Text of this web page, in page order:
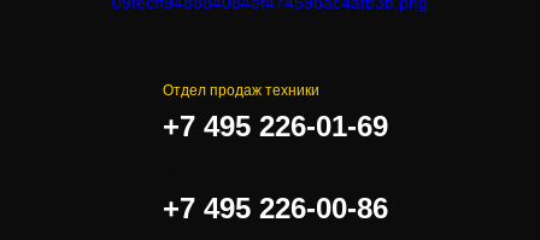
Отдел продаж техники
+7 495 226-01-69
+7 495 226-00-86